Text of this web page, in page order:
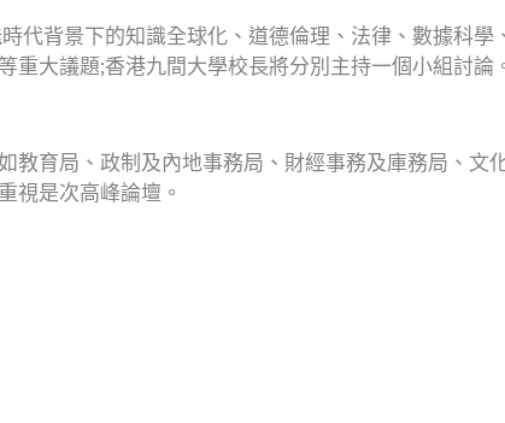
代背景下的知識全球化、道德倫理、法律、數據科
大議題;香港九間大學校長將分別主持一個小組討
育局、政制及內地事務局、財經事務及庫務局、文
視是次高峰論壇。